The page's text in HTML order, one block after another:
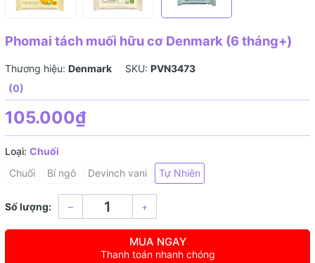
Phomai tách muối hữu cơ Denmark (6 tháng+)
Thương hiệu: Denmark SKU: PVN3473
(0)
105.000₫
Loại: Chuối
Chuối
Bí ngô Devinch vani Tự Nhiên
Số lượng: – +
MUA NGAY
Thanh toán nhanh chóng